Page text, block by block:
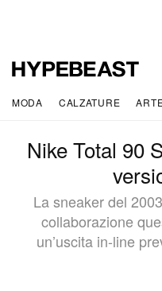
MODA CALZATURE
Nike Total 90
La sneaker del
collaborazione
un’uscita in-line